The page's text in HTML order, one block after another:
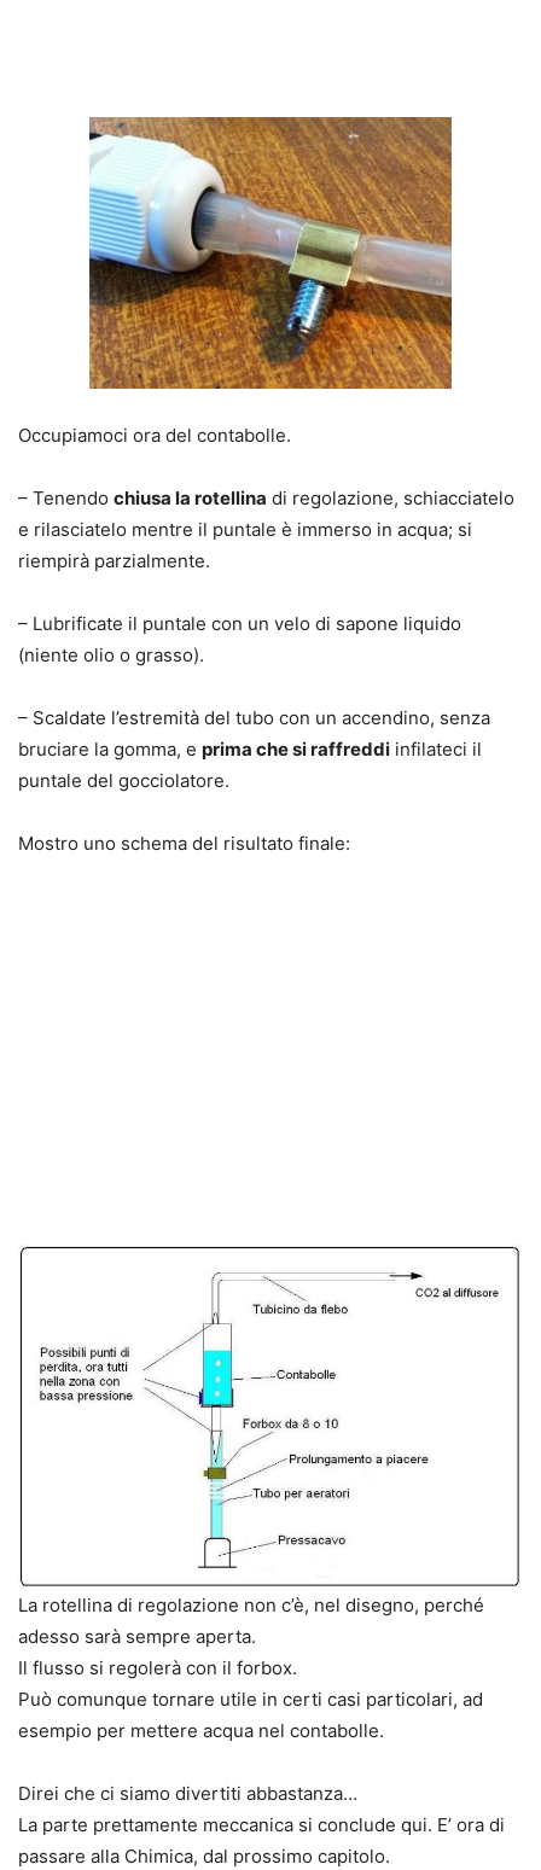
Occupiamoci ora del contabolle.
– Tenendo chiusa la rotellina di regolazione, schiacciatelo
e rilasciatelo mentre il puntale è immerso in acqua; si
riempirà parzialmente.
– Lubrificate il puntale con un velo di sapone liquido
(niente olio o grasso).
– Scaldate l’estremità del tubo con un accendino, senza
bruciare la gomma, e prima che si raffreddi infilateci il
puntale del gocciolatore.
Mostro uno schema del risultato finale:
La rotellina di regolazione non c’è, nel disegno, perché
adesso sarà sempre aperta.
Il flusso si regolerà con il forbox.
Può comunque tornare utile in certi casi particolari, ad
esempio per mettere acqua nel contabolle.
Direi che ci siamo divertiti abbastanza…
La parte prettamente meccanica si conclude qui. E’ ora di
passare alla Chimica, dal prossimo capitolo.